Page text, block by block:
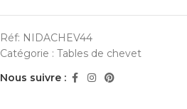
Réf: NIDACHEV44
Catégorie : Tables de chevet
Nous suivre :